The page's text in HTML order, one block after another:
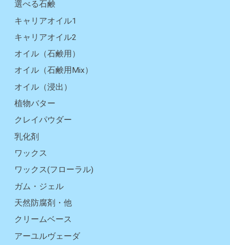
選べる石鹸
キャリアオイル1
キャリアオイル2
オイル（石鹸用）
オイル（石鹸用Mix）
オイル（浸出）
植物バター
クレイパウダー
乳化剤
ワックス
ワックス(フローラル)
ガム・ジェル
天然防腐剤・他
クリームベース
アーユルヴェーダ